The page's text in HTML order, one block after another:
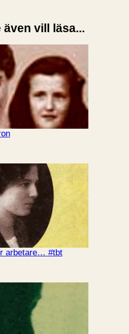
även vill läsa...
arbetare… #tbt